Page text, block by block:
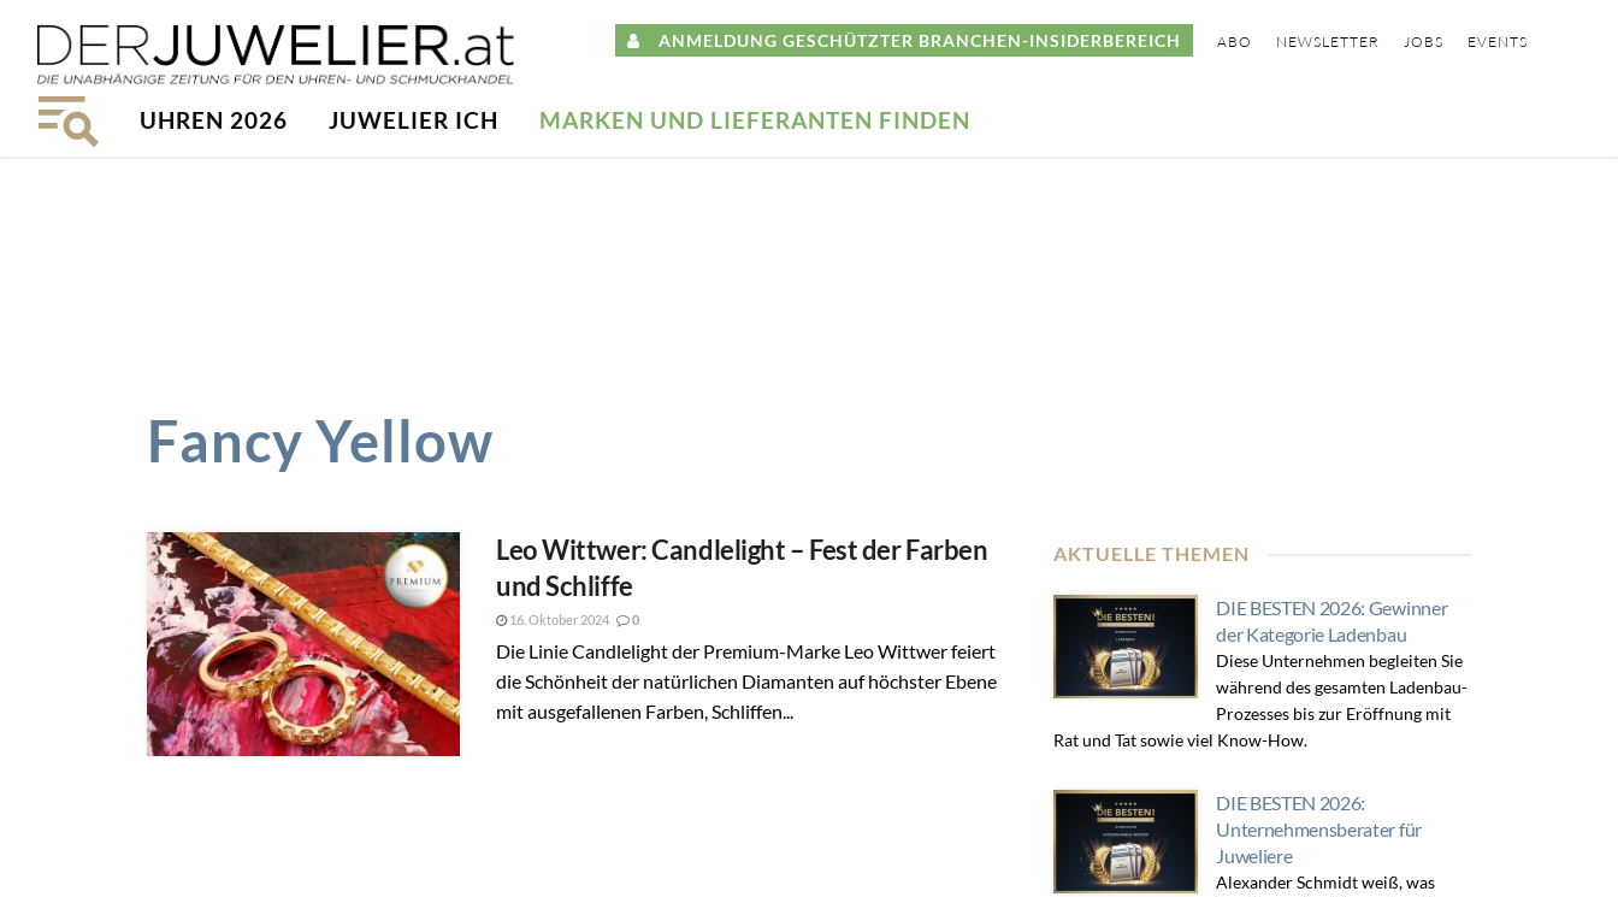
ANMELDUNG GESCHÜTZTER BRANCHEN-INSIDERBEREICH ABO NEWSLETTER JOBS EVENTS
UHREN 2026 JUWELIER ICH MARKEN UND LIEFERANTEN FINDEN
Fancy Yellow
Leo Wittwer: Candlelight – Fest der Farben
und Schliffe
16. Oktober 2024 0
Die Linie Candlelight der Premium-Marke Leo Wittwer feiert
die Schönheit der natürlichen Diamanten auf höchster Ebene
mit ausgefallenen Farben, Schliffen...
AKTUELLE THEMEN
DIE BESTEN 2026: Gewinner
der Kategorie Ladenbau
Diese Unternehmen begleiten Sie
während des gesamten Ladenbau-
Prozesses bis zur Eröffnung mit
Rat und Tat sowie viel Know-How.
DIE BESTEN 2026:
Unternehmensberater für
Juweliere
Alexander Schmidt weiß, was